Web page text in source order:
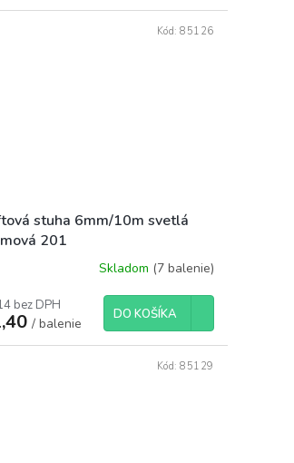
stuha 6mm/10m svetlá
201
Skladom (7 balenie)
bez DPH
/ balenie
DO KOŠÍKA
Kód:85126
Kód:85129